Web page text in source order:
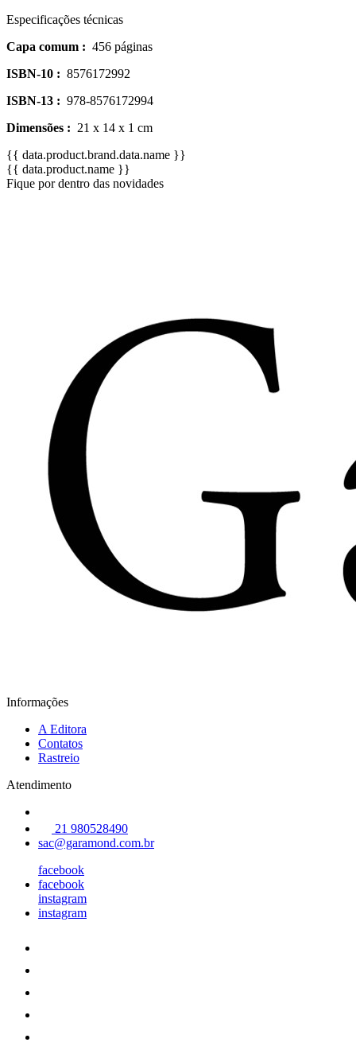
Especificações técnicas
Capa comum : 456 páginas
ISBN-10 : 8576172992
ISBN-13 : 978-8576172994
Dimensões : 21 x 14 x 1 cm
{{ data.product.brand.data.name }}
{{ data.product.name }}
Fique por dentro das novidades
Informações
A Editora
Contatos
Rastreio
Atendimento
21 980528490
sac@garamond.com.br
facebook
facebook
instagram
instagram